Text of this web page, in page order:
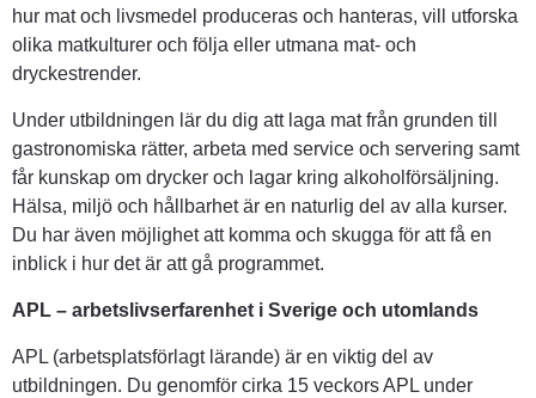
hur mat och livsmedel produceras och hanteras, vill utforska
olika matkulturer och följa eller utmana mat- och
dryckestrender.
Under utbildningen lär du dig att laga mat från grunden till
gastronomiska rätter, arbeta med service och servering samt
får kunskap om drycker och lagar kring alkoholförsäljning.
Hälsa, miljö och hållbarhet är en naturlig del av alla kurser.
Du har även möjlighet att komma och skugga för att få en
inblick i hur det är att gå programmet.
APL – arbetslivserfarenhet i Sverige och utomlands
APL (arbetsplatsförlagt lärande) är en viktig del av
utbildningen. Du genomför cirka 15 veckors APL under